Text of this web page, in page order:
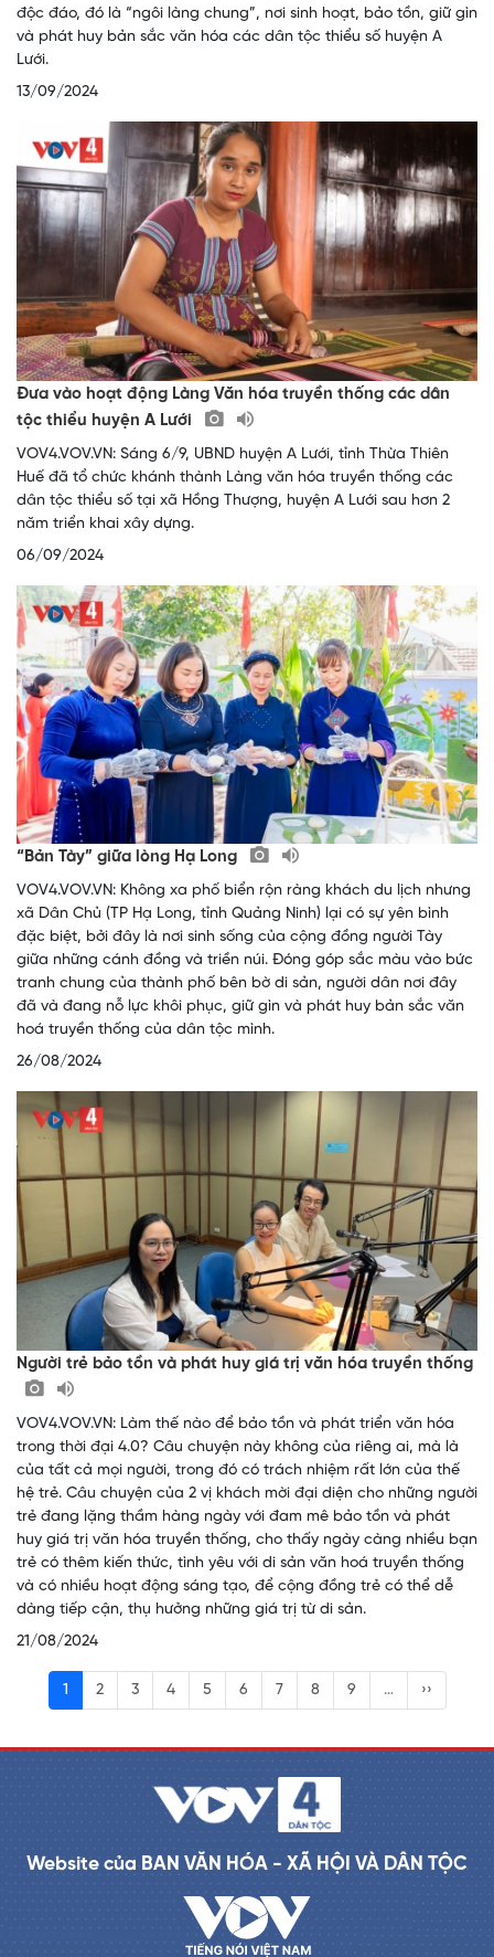
độc đáo, đó là “ngôi làng chung”, nơi sinh hoạt, bảo tồn, giữ gìn
và phát huy bản sắc văn hóa các dân tộc thiểu số huyện A
Lưới.
13/09/2024
Đưa vào hoạt động Làng Văn hóa truyền thống các dân
tộc thiểu huyện A Lưới
VOV4.VOV.VN: Sáng 6/9, UBND huyện A Lưới, tỉnh Thừa Thiên
Huế đã tổ chức khánh thành Làng văn hóa truyền thống các
dân tộc thiểu số tại xã Hồng Thượng, huyện A Lưới sau hơn 2
năm triển khai xây dựng.
06/09/2024
“Bản Tày” giữa lòng Hạ Long
VOV4.VOV.VN: Không xa phố biển rộn ràng khách du lịch nhưng
xã Dân Chủ (TP Hạ Long, tỉnh Quảng Ninh) lại có sự yên bình
đặc biệt, bởi đây là nơi sinh sống của cộng đồng người Tày
giữa những cánh đồng và triền núi. Đóng góp sắc màu vào bức
tranh chung của thành phố bên bờ di sản, người dân nơi đây
đã và đang nỗ lực khôi phục, giữ gìn và phát huy bản sắc văn
hoá truyền thống của dân tộc mình.
26/08/2024
Người trẻ bảo tồn và phát huy giá trị văn hóa truyền thống
VOV4.VOV.VN: Làm thế nào để bảo tồn và phát triển văn hóa
trong thời đại 4.0? Câu chuyện này không của riêng ai, mà là
của tất cả mọi người, trong đó có trách nhiệm rất lớn của thế
hệ trẻ. Câu chuyện của 2 vị khách mời đại diện cho những người
trẻ đang lặng thầm hàng ngày với đam mê bảo tồn và phát
huy giá trị văn hóa truyền thống, cho thấy ngày càng nhiều bạn
trẻ có thêm kiến thức, tình yêu với di sản văn hoá truyền thống
và có nhiều hoạt động sáng tạo, để cộng đồng trẻ có thể dễ
dàng tiếp cận, thụ hưởng những giá trị từ di sản.
21/08/2024
1 2 3 4 5 6 7 8 9 … ››
Website của BAN VĂN HÓA - XÃ HỘI VÀ DÂN TỘC